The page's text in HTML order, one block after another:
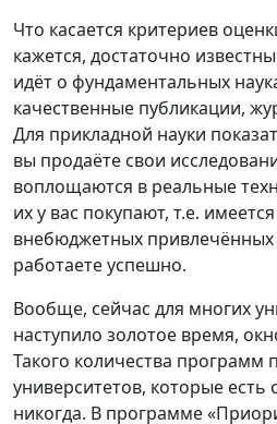
Что касается критериев
кажется, достаточно
идёт о фундаментальных
качественные публикации,
Для прикладной науки
вы продаёте свои
воплощаются в реальные
их у вас покупают, т.е.
внебюджетных привлечённых
работаете успешно.
Вообще, сейчас для многих
наступило золотое время,
Такого количества программ
университетов, которые есть
никогда. В программе